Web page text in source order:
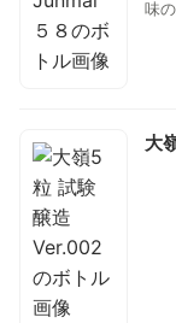
味
大